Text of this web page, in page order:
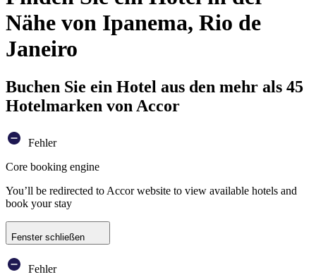
Nähe von Ipanema, Rio de
Janeiro
Buchen Sie ein Hotel aus den mehr als 45
Hotelmarken von Accor
Fehler
Core booking engine
You’ll be redirected to Accor website to view available hotels and
book your stay
Fenster schließen
Fehler